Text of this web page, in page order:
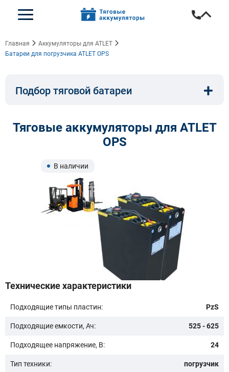
Главная
Аккумуляторы для ATLET
Батареи для погрузчика ATLET OPS
Подбор тяговой батареи
Длина, мм:
Ширина, мм:
+
Тяговые аккумуляторы для ATLET
OPS
В наличии
Технические характеристики
Подходящие типы пластин: PzS
Подходящие емкости, Ач: 525 - 625
Подходящее напряжение, В: 24
Тип техники: погрузчик